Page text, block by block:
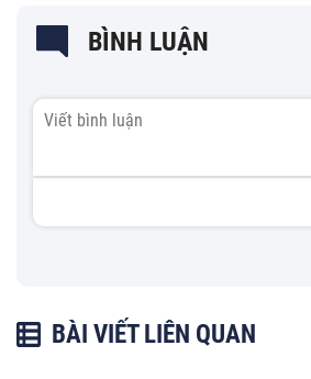
BÌNH LUẬN
BÀI VIẾT LIÊN QUAN